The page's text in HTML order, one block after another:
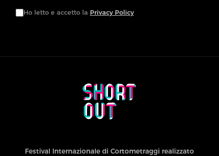
Ho letto e accetto la Privacy Policy
Festival Internazionale di Cortometraggi realizzato